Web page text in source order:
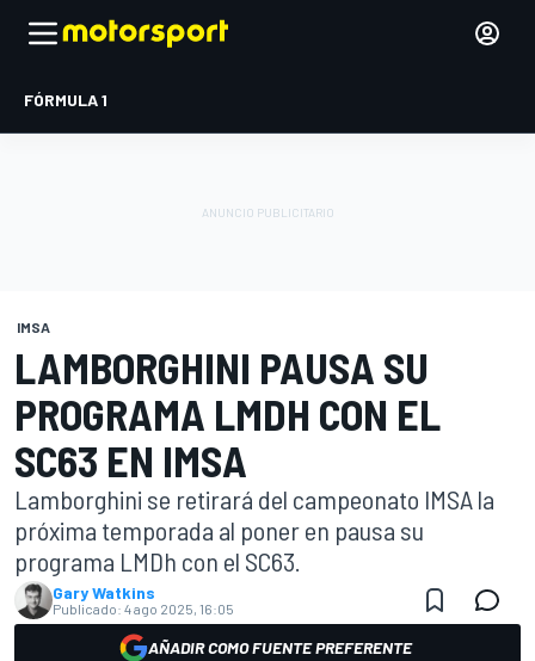
FÓRMULA 1
IMSA
LAMBORGHINI PAUSA SU
PROGRAMA LMDH CON EL
SC63 EN IMSA
Lamborghini se retirará del campeonato IMSA la
próxima temporada al poner en pausa su
programa LMDh con el SC63.
Gary Watkins
Publicado: 4 ago 2025, 16:05
AÑADIR COMO FUENTE PREFERENTE